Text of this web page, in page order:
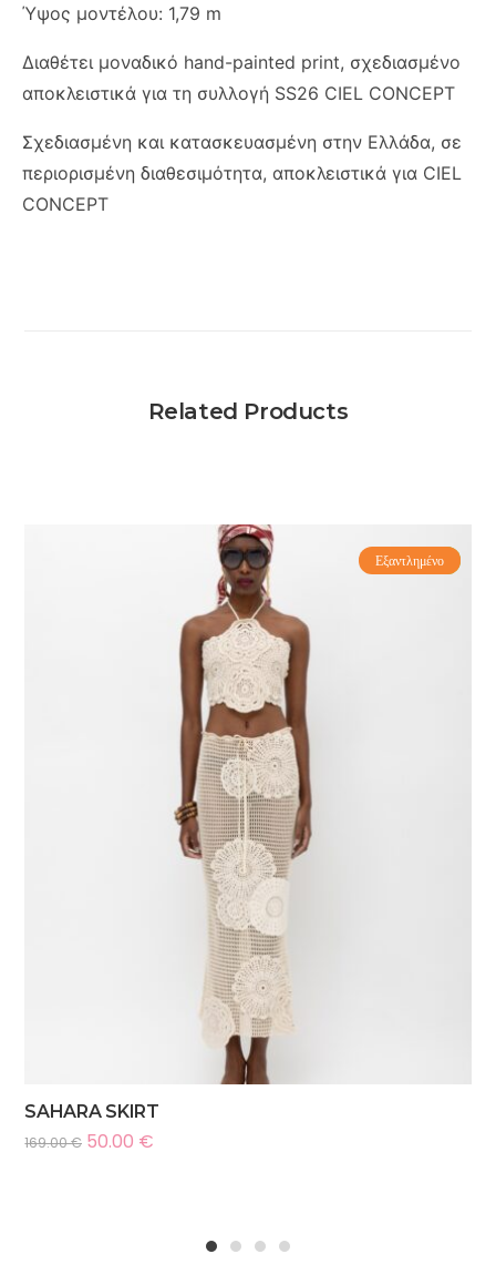
Ύψος μοντέλου: 1,79 m
Διαθέτει μοναδικό hand-painted print, σχεδιασμένο
αποκλειστικά για τη συλλογή SS26 CIEL CONCEPT
Σχεδιασμένη και κατασκευασμένη στην Ελλάδα, σε
περιορισμένη διαθεσιμότητα, αποκλειστικά για CIEL
CONCEPT
Related Products
-70%
Εξαντλημένο
SAHARA SKIRT
169.00€ 50.00 €